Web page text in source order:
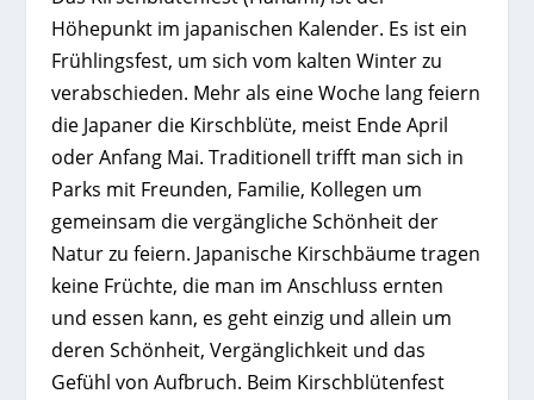
Höhepunkt im japanischen Kalender. Es ist ein
Frühlingsfest, um sich vom kalten Winter zu
verabschieden. Mehr als eine Woche lang feiern
die Japaner die Kirschblüte, meist Ende April
oder Anfang Mai. Traditionell trifft man sich in
Parks mit Freunden, Familie, Kollegen um
gemeinsam die vergängliche Schönheit der
Natur zu feiern. Japanische Kirschbäume tragen
keine Früchte, die man im Anschluss ernten
und essen kann, es geht einzig und allein um
deren Schönheit, Vergänglichkeit und das
Gefühl von Aufbruch. Beim Kirschblütenfest